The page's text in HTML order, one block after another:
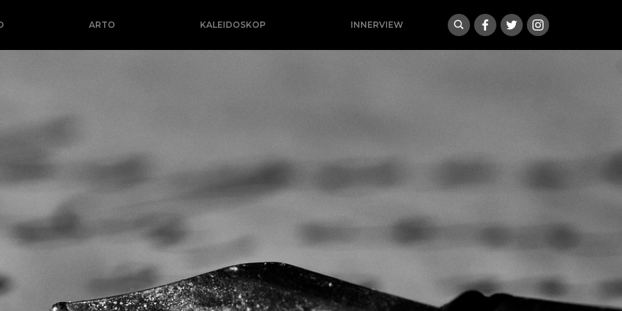
ARTO KALEIDOSKOP INNERVIEW